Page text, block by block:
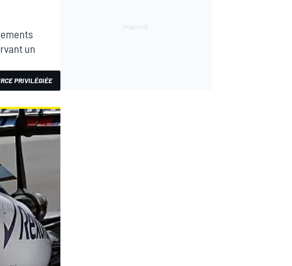
un
PRIVILÉGIÉE